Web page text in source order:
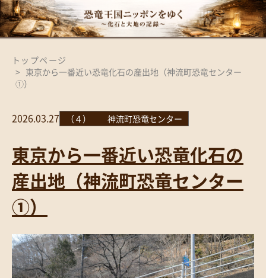
トップページ
東京から一番近い恐竜化石の産出地（神流町恐竜センター
①）
2026.03.27 （４） 神流町恐竜センター
東京から一番近い恐竜化石の
産出地（神流町恐竜センター
①）